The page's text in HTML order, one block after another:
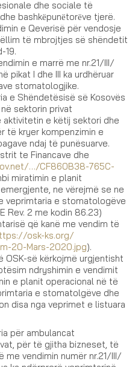
dhe sociale të
bashkёpunёtorёve tjerë.
e Qeverisë për vendosje
të mbrojtjes së shëndetit
19.
e marrë me nr.21/III/
I dhe III ka urdhëruar
stomatologjike.
e Shëndetësisë së Kosovës
sektorin privat
e këtij sektori dhe
të kryer kompenzimin e
ndaj të punësuarve.
te Financave dhe
…/CF860B38-765C-
miratimin e planit
ne vërejmë se ne
veprimtaria e stomatologëve
Rev. 2 me kodin 86.23)
që kanë me vendim të
osk-ks.org/
20-Mars-2020.jpg).
OSK-së kërkojmë urgjentisht
ndryshimin e vendimit
e planit operacional në të
e stomatolgëve dhe
disa nga veprimet e listuara
për ambulancat
për të gjitha bizneset, të
me vendimin numër nr.21/III/